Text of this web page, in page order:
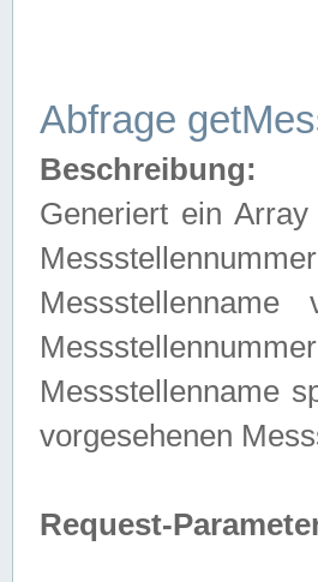
Abfrage
Beschreibung:
Generiert ein Array
Messstellenname
vorgesehenen
Request-